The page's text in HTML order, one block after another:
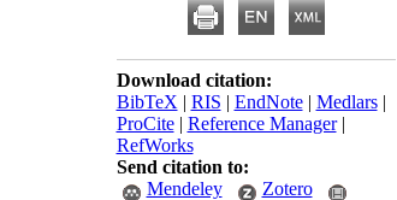
Download citation:
BibTeX | RIS | EndNote| Medlars|
ProCite| Reference Manager|
RefWorks
Send citation to:
Mendeley
Zotero